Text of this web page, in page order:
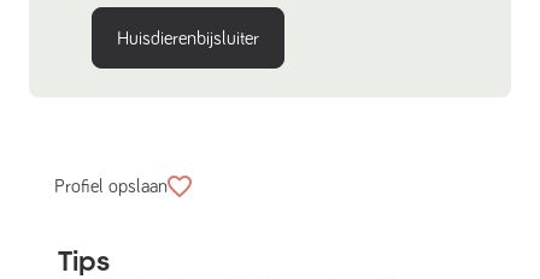
Huisdierenbijsluiter
Profiel opslaan
Tips